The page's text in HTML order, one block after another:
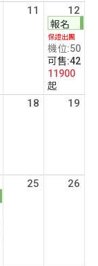
11 12
報名
保證出團
機位:50
可售:42
11900
起
18 19
25 26